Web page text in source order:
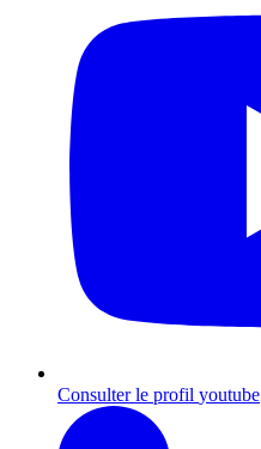
Consulter le profil youtube